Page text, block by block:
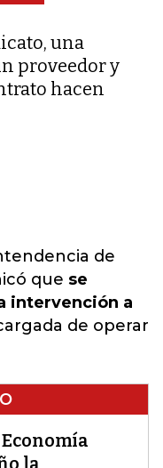
una
proveedor y
hacen
de
que se
intervención a
de operar
la